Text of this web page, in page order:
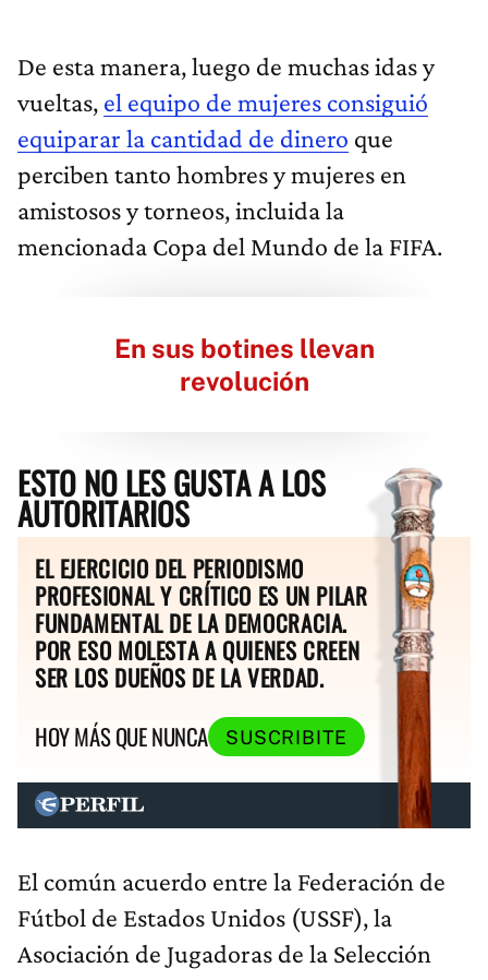
De esta manera, luego de muchas idas y
vueltas, el equipo de mujeres consiguió
equiparar la cantidad de dinero que
perciben tanto hombres y mujeres en
amistosos y torneos, incluida la
mencionada Copa del Mundo de la FIFA.
En sus botines llevan
revolución
ESTO NO LES GUSTA A LOS
AUTORITARIOS
EL EJERCICIO DEL PERIODISMO
PROFESIONAL Y CRÍTICO ES UN PILAR
FUNDAMENTAL DE LA DEMOCRACIA.
POR ESO MOLESTA A QUIENES CREEN
SER LOS DUEÑOS DE LA VERDAD.
HOY MÁS QUE NUNCA
SUSCRIBITE
El común acuerdo entre la Federación de
Fútbol de Estados Unidos (USSF), la
Asociación de Jugadoras de la Selección